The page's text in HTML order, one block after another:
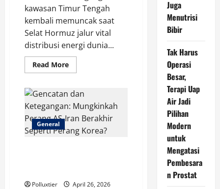
kawasan Timur Tengah
kembali memuncak saat
Selat Hormuz jalur vital
distribusi energi dunia...
Read MoreRead
more
di
Selat
Hormuz:
Ketegangan
Iran-
Memanas,
General
Polluxtier April 26, 2026
Juga
Menutrisi
Bibir
Tak Harus
Operasi
Besar,
Terapi Uap
Air Jadi
Pilihan
Modern
untuk
Mengatasi
Pembesara
n Prostat